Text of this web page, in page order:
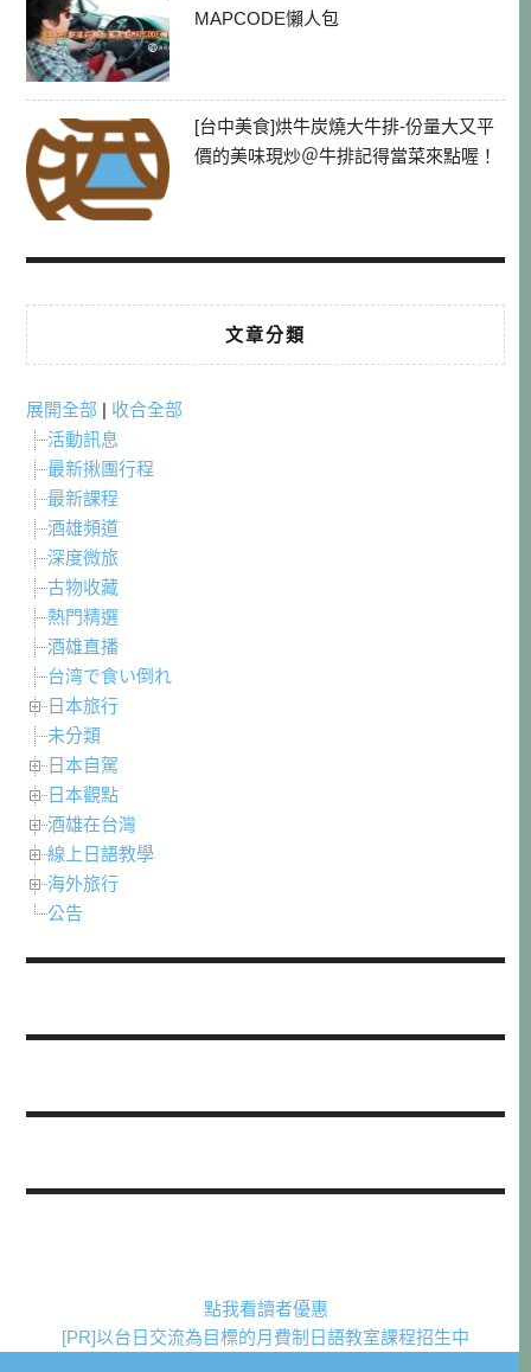
MAPCODE懶人包
[台中美食]烘牛炭燒大牛排-份量大又平
價的美味現炒＠牛排記得當菜來點喔！
文章分類
展開全部 | 收合全部
活動訊息
最新揪團行程
最新課程
酒雄頻道
深度微旅
古物收藏
熱門精選
酒雄直播
台湾で食い倒れ
日本旅行
未分類
日本自駕
日本觀點
酒雄在台灣
線上日語教學
海外旅行
公告
點我看讀者優惠
[PR]以台日交流為目標的月費制日語教室課程招生中